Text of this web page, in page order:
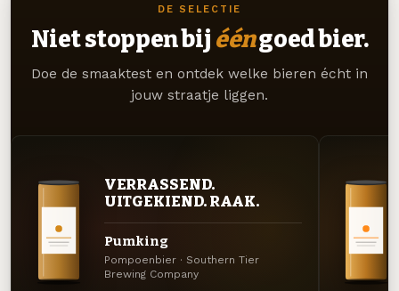
DE SELECTIE
Niet stoppen bij ééngoed bier.
Doe de smaaktest en ontdek welke bieren écht in
jouw straatje liggen.
VERRASSEND.
UITGEKIEND. RAAK.
Pumking
Pompoenbier · Southern Tier
Brewing Company